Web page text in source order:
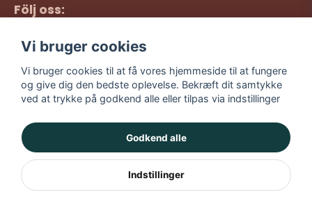
Följ oss:
Facebook
TikTok
YouTube
kr
Vi bruger cookies
Vi bruger cookies til at få vores hjemmeside til at fungere
og give dig den bedste oplevelse. Bekræft dit samtykke
ved at trykke på godkend alle eller tilpas via indstillinger
Godkend alle
Indstillinger